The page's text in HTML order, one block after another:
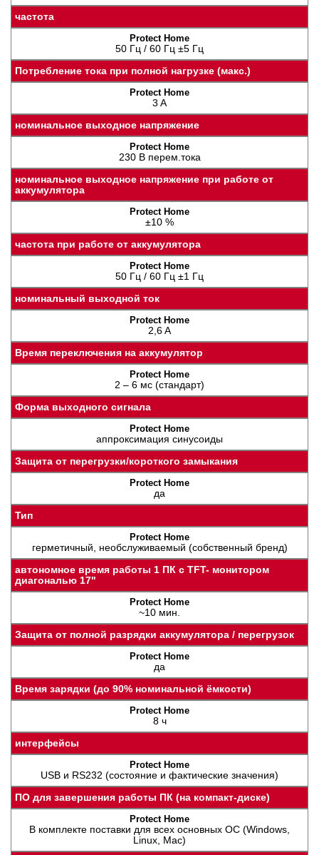
частота
50 Гц / 60 Гц ±5 Гц
Потребление тока при полной нагрузке (макс.)
3 A
номинальное выходное напряжение
230 В перем.тока
номинальное выходное напряжение при работе от
аккумулятора
±10 %
частота при работе от аккумулятора
50 Гц / 60 Гц ±1 Гц
номинальный выходной ток
2,6 A
Время переключения на аккумулятор
2 – 6 мс (стандарт)
Форма выходного сигнала
аппроксимация синусоиды
Защита от перегрузки/короткого замыкания
да
Тип
герметичный, необслуживаемый (собственный бренд)
автономное время работы 1 ПК с TFT- монитором
диагональю 17"
~10 мин.
Защита от полной разрядки аккумулятора / перегрузок
да
Время зарядки (до 90% номинальной ёмкости)
8 ч
интерфейсы
USB и RS232 (состояние и фактические значения)
ПО для завершения работы ПК (на компакт-диске)
В комплекте поставки для всех основных ОС (Windows,
Linux, Mac)